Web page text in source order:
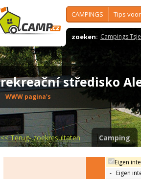
CAMPINGS Tips voor
zoeken: Campings
rekreační středisko
WWW pagina's
<<Terug- zoekresultaten Camping
Eigen
- Eigen